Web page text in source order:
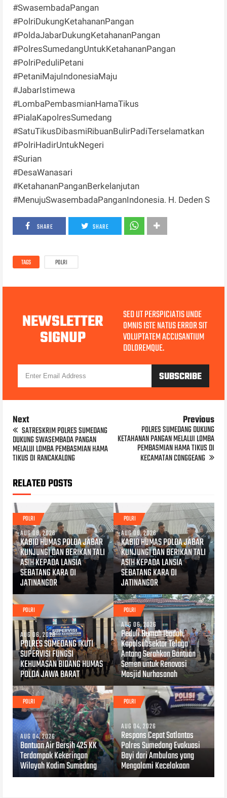
#SwasembadaPangan
#PolriDukungKetahananPangan
#PoldaJabarDukungKetahananPangan
#PolresSumedangUntukKetahananPangan
#PolriPeduliPetani
#PetaniMajuIndonesiaMaju
#JabarIstimewa
#LombaPembasmianHamaTikus
#PialaKapolresSumedang
#SatuTikusDibasmiRibuanBulirPadiTerselamatkan
#PolriHadirUntukNegeri
#Surian
#DesaWanasari
#KetahananPanganBerkelanjutan
#MenujuSwasembadaPanganIndonesia. H. Deden S
SHARE SHARE
TAGS POLRI
NEWSLETTER
SIGNUP
SED UT PERSPICIATIS UNDE
OMNIS ISTE NATUS ERROR SIT
VOLUPTATEM ACCUSANTIUM
DOLOREMQUE.
Next
SATRESKRIM POLRES SUMEDANG
DUKUNG SWASEMBADA PANGAN
MELALUI LOMBA PEMBASMIAN HAMA
TIKUS DI RANCAKALONG
Previous
POLRES SUMEDANG DUKUNG
KETAHANAN PANGAN MELALUI LOMBA
PEMBASMIAN HAMA TIKUS DI
KECAMATAN CONGGEANG
RELATED POSTS
POLRI
AUG 08, 2026
KABID HUMAS POLDA JABAR
KUNJUNGI DAN BERIKAN TALI
ASIH KEPADA LANSIA
SEBATANG KARA DI
JATINANGOR
POLRI
AUG 06, 2026
KABID HUMAS POLDA JABAR
KUNJUNGI DAN BERIKAN TALI
ASIH KEPADA LANSIA
SEBATANG KARA DI
JATINANGOR
POLRI
AUG 06, 2026
POLRES SUMEDANG IKUTI
SUPERVISI FUNGSI
KEHUMASAN BIDANG HUMAS
POLDA JAWA BARAT
POLRI
AUG 06, 2026
Peduli Rumah Ibadah,
Kapolsubsektor Telaga
Antang Serahkan Bantuan
Semen untuk Renovasi
Masjid Nurhasanah
POLRI
AUG 04, 2026
Bantuan Air Bersih 425 KK
Terdampak Kekeringan
Wilayah Kodim Sumedang
POLRI
AUG 04, 2026
Respons Cepat Satlantas
Polres Sumedang Evakuasi
Bayi dari Ambulans yang
Mengalami Kecelakaan